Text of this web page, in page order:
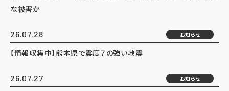
な被害か
26.07.28 お知らせ
【情報収集中】熊本県で震度７の強い地震
26.07.27 お知らせ